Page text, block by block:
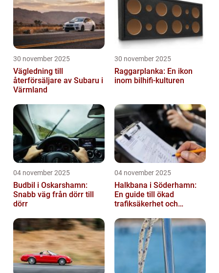
30 november 2025
Vägledning till
återförsäljare av Subaru i
Värmland
30 november 2025
Raggarplanka: En ikon
inom bilhifi-kulturen
04 november 2025
Budbil i Oskarshamn:
Snabb väg från dörr till
dörr
04 november 2025
Halkbana i Söderhamn:
En guide till ökad
trafiksäkerhet och